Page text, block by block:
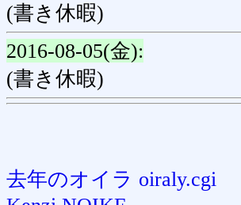
(書き休暇)
2016-08-05(金):
(書き休暇)
去年のオイラ oiraly.cgi